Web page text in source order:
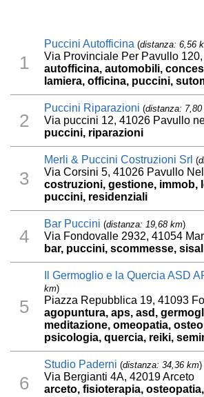
1
Puccini Autofficina (distanza: 6,56
Via Provinciale Per Pavullo
autofficina, automobili,
lamiera, officina, puccini,
2
Puccini Riparazioni (distanza:
Via puccini 12, 41026 Pavullo
puccini, riparazioni
3
Merli & Puccini Costruzioni Srl (
Via Corsini 5, 41026 Pavullo
costruzioni, gestione, immob,
puccini, residenziali
4
Bar Puccini (distanza: 19,68 km)
Via Fondovalle 2932, 41054
bar, puccini, scommesse, sisal
5
Il Germoglio e la Quercia ASD
km)
Piazza Repubblica 19, 41093
agopuntura, aps, asd,
meditazione, omeopatia,
psicologia, quercia, reiki,
6
Studio Paderni (distanza: 34,36 km)
Via Bergianti 4A, 42019 Arceto
arceto, fisioterapia,